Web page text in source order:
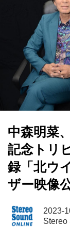
中森明菜
記念トリ
録「北ウ
ザー映像
2023-
Stereo